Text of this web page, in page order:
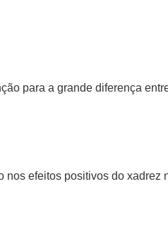
para a grande diferença
efeitos positivos do xadrez